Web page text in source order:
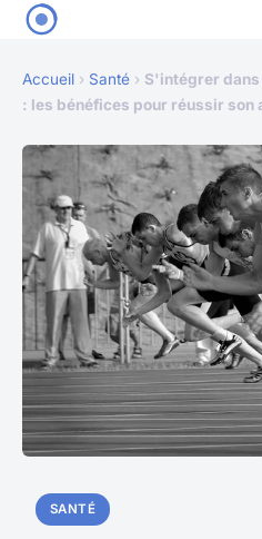
Accueil › Santé › S'intégrer dans
: les bénéfices pour réussir son
SANTÉ